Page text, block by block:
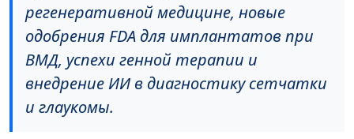
регенеративной медицине, новые
одобрения FDA для имплантатов при
ВМД, успехи генной терапии и
внедрение ИИ в диагностику сетчатки
и глаукомы.